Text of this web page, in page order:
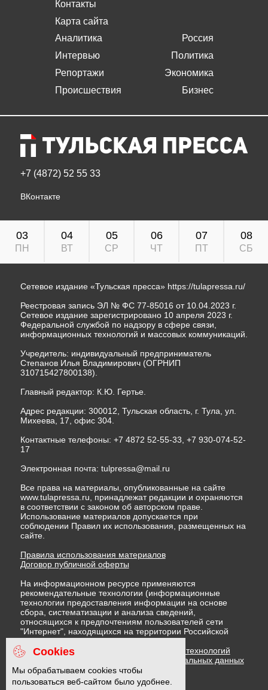
Контакты
Карта сайта
Аналитика
Интервью
Репортажи
Происшествия
Россия
Политика
Экономика
Бизнес
+7 (4872) 52 55 33
ВКонтакте
03
ПН
04
ВТ
05
СР
06
ЧТ
07
ПТ
08
СБ
Сетевое издание «Тульская пресса» https://tulapressa.ru/
Реестровая запись ЭЛ № ФС 77-85016 от 10.04.2023 г.
Сетевое издание зарегистрировано 10 апреля 2023 г.
Федеральной службой по надзору в сфере связи,
информационных технологий и массовых коммуникаций.
Учредитель: индивидуальный предприниматель
Степанов Илья Владимирович (ОГРНИП
310715427800138).
Главный редактор: К.Ю. Гертье.
Адрес редакции: 300012, Тульская область, г. Тула, ул.
Михеева, 17, офис 304.
Контактные телефоны: +7 4872 52-55-33, +7 930-074-52-
17
Электронная почта: tulpressa@mail.ru
Все права на материалы, опубликованные на сайте
www.tulapressa.ru, принадлежат редакции и охраняются
в соответствии с законом об авторском праве.
Использование материалов допускается при
соблюдении Правил их использования, размещенных на
сайте.
Правила использования материалов
Договор публичной оферты
На информационном ресурсе применяются
рекомендательные технологии (информационные
технологии предоставления информации на основе
сбора, систематизации и анализа сведений,
относящихся к предпочтениям пользователей сети
"Интернет", находящихся на территории Российской
Федерации)
Правила применения рекомендательных технологий
Политика в отношении обработки персональных данных
Политика обработки файлов cookie
Cookies
Мы обрабатываем cookies чтобы
пользоваться веб-сайтом было удобнее.